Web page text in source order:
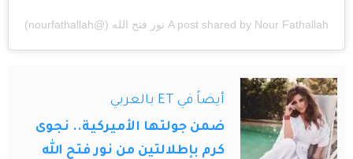
A post shared by Nour Fathallah نور فتح الله (@nourfathallah)
أيضاً في ET بالعربي
ضمن جولتها الأميركية.. نجوى
كرم بإطلالتين من نور فتح الله